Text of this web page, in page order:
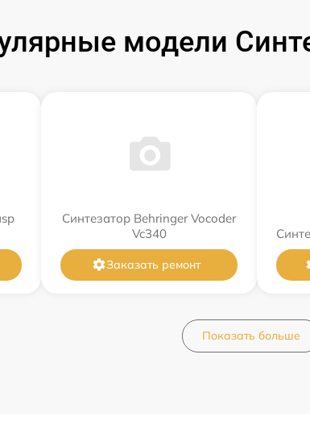
модели
Синтезатор Behringer Vocoder
Vc340
Заказать ремонт
Показать больше